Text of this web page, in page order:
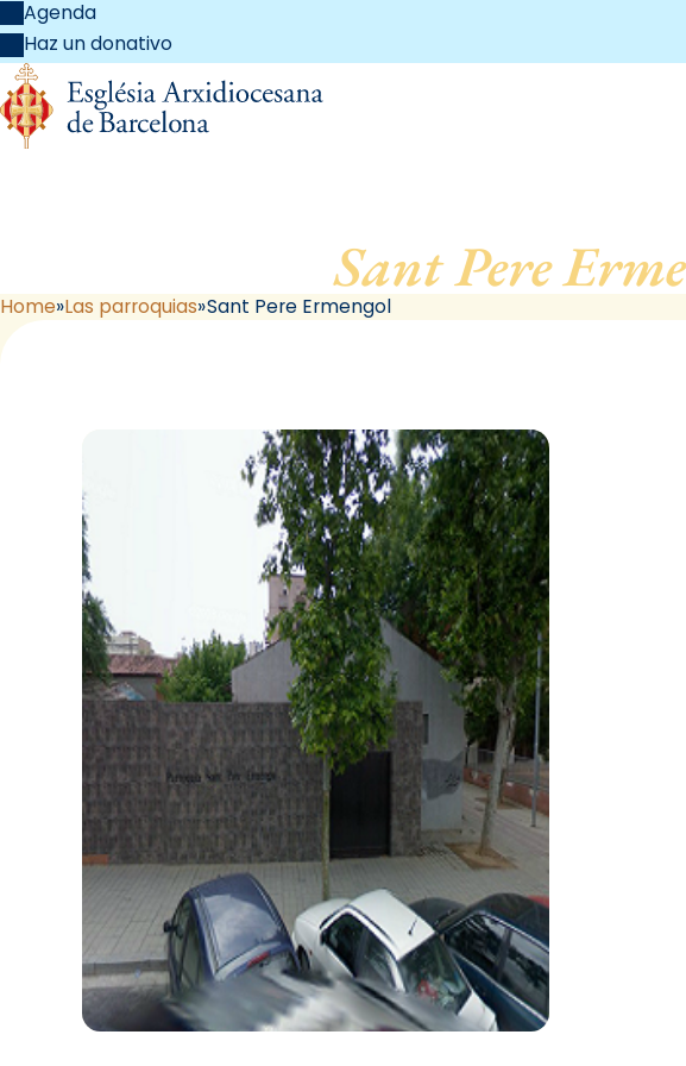
Agenda
Haz un donativo
Sant Pere
Home Las parroquias Sant Pere Ermengol